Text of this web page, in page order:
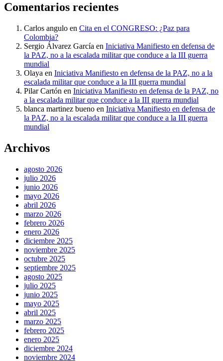
Comentarios recientes
Carlos angulo en Cita en el CONGRESO: ¿Paz para
Colombia?
Sergio Álvarez García en Iniciativa Manifiesto en defensa de
la PAZ, no a la escalada militar que conduce a la III guerra
mundial
Olaya en Iniciativa Manifiesto en defensa de la PAZ, no a la
escalada militar que conduce a la III guerra mundial
Pilar Cartón en Iniciativa Manifiesto en defensa de la PAZ, no
a la escalada militar que conduce a la III guerra mundial
blanca martinez bueno en Iniciativa Manifiesto en defensa de
la PAZ, no a la escalada militar que conduce a la III guerra
mundial
Archivos
agosto 2026
julio 2026
junio 2026
mayo 2026
abril 2026
marzo 2026
febrero 2026
enero 2026
diciembre 2025
noviembre 2025
octubre 2025
septiembre 2025
agosto 2025
julio 2025
junio 2025
mayo 2025
abril 2025
marzo 2025
febrero 2025
enero 2025
diciembre 2024
noviembre 2024